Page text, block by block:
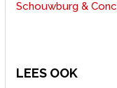
Schouwburg &
LEES OOK